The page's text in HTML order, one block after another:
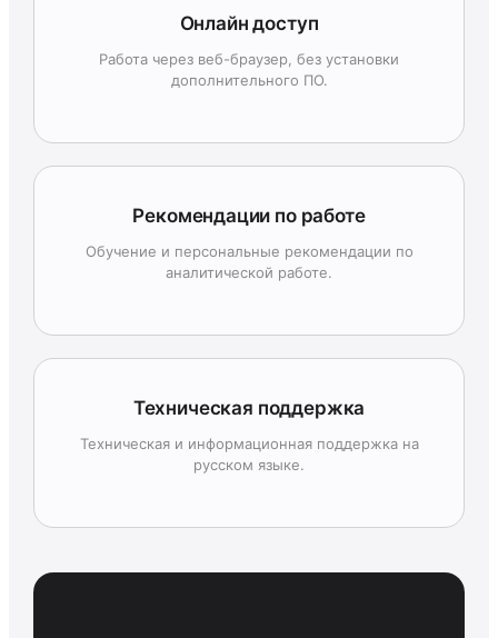
Онлайн доступ
Работа через веб-браузер, без установки
дополнительного ПО.
Рекомендации по работе
Обучение и персональные рекомендации по
аналитической работе.
Техническая поддержка
Техническая и информационная поддержка на
русском языке.